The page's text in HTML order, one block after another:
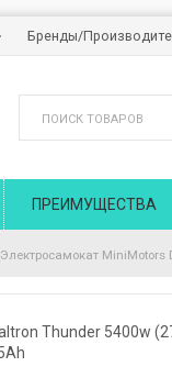
Бренды/
ПРЕИМУЩЕСТВА
Электросамокат MiniMotors